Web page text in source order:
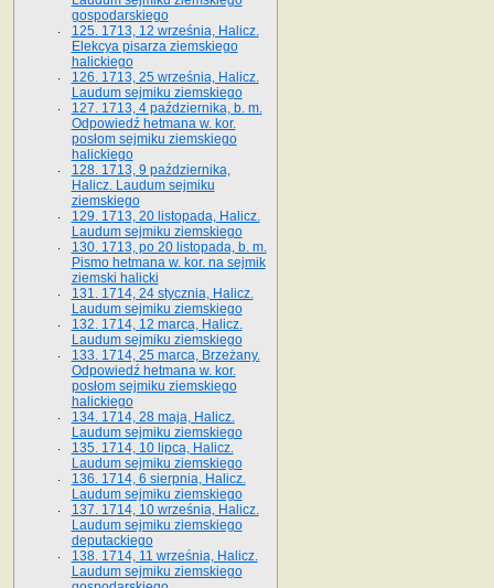
gospodarskiego
125. 1713, 12 września, Halicz.
Elekcya pisarza ziemskiego
halickiego
126. 1713, 25 września, Halicz.
Laudum sejmiku ziemskiego
127. 1713, 4 października, b. m.
Odpowiedź hetmana w. kor.
posłom sejmiku ziemskiego
halickiego
128. 1713, 9 października,
Halicz. Laudum sejmiku
ziemskiego
129. 1713, 20 listopada, Halicz.
Laudum sejmiku ziemskiego
130. 1713, po 20 listopada, b. m.
Pismo hetmana w. kor. na sejmik
ziemski halicki
131. 1714, 24 stycznia, Halicz.
Laudum sejmiku ziemskiego
132. 1714, 12 marca, Halicz.
Laudum sejmiku ziemskiego
133. 1714, 25 marca, Brzeżany.
Odpowiedź hetmana w. kor.
posłom sejmiku ziemskiego
halickiego
134. 1714, 28 maja, Halicz.
Laudum sejmiku ziemskiego
135. 1714, 10 lipca, Halicz.
Laudum sejmiku ziemskiego
136. 1714, 6 sierpnia, Halicz.
Laudum sejmiku ziemskiego
137. 1714, 10 września, Halicz.
Laudum sejmiku ziemskiego
deputackiego
138. 1714, 11 września, Halicz.
Laudum sejmiku ziemskiego